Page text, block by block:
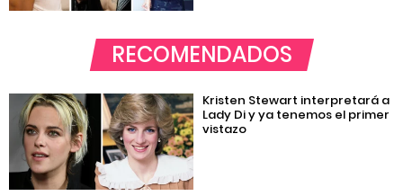
RECOMENDADOS
Kristen Stewart interpretará a
Lady Di y ya tenemos el primer
vistazo